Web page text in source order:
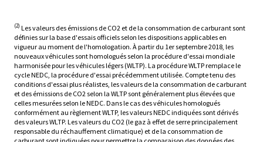
(2) Les valeurs des émissions de CO2 et de la consommation de carburant sont
définies sur la base d'essais officiels selon les dispositions applicables en
vigueur au moment de l'homologation. À partir du 1er septembre 2018, les
nouveaux véhicules sont homologués selon la procédure d'essai mondiale
harmonisée pour les véhicules légers (WLTP). La procédure WLTP remplace le
cycle NEDC, la procédure d'essai précédemment utilisée. Compte tenu des
conditions d'essai plus réalistes, les valeurs de la consommation de carburant
et des émissions de CO2 selon la WLTP sont généralement plus élevées que
celles mesurées selon le NEDC. Dans le cas des véhicules homologués
conformément au règlement WLTP, les valeurs NEDC indiquées sont dérivés
des valeurs WLTP. Les valeurs du CO2 (le gaz à effet de serre principalement
responsable du réchauffement climatique) et de la consommation de